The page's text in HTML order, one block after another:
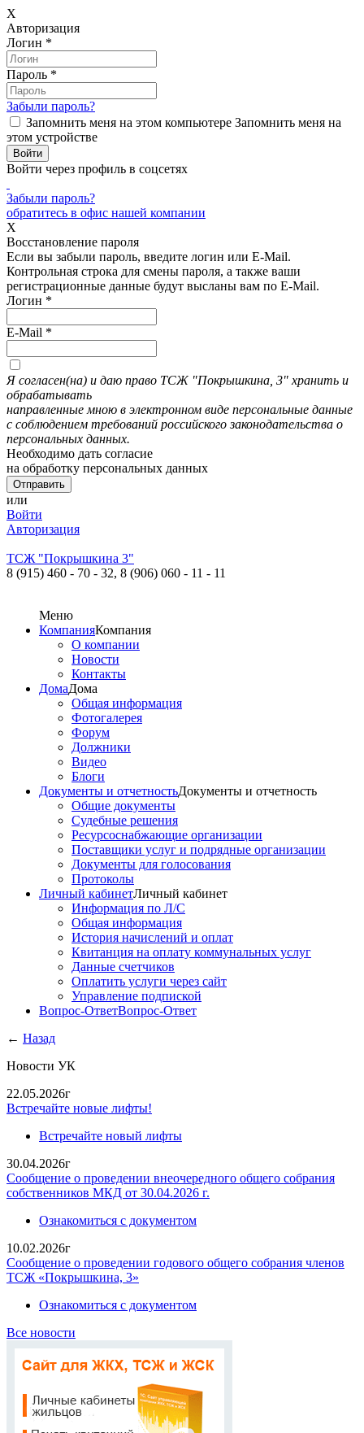
X
Авторизация
Логин *
Пароль *
Забыли пароль?
Запомнить меня на этом компьютере Запомнить меня на
этом устройстве
Войти через профиль в соцсетях
Забыли пароль?
обратитесь в офис нашей компании
X
Восстановление пароля
Если вы забыли пароль, введите логин или E-Mail.
Контрольная строка для смены пароля, а также ваши
регистрационные данные будут высланы вам по E-Mail.
Логин *
E-Mail *
Я согласен(на) и даю право ТСЖ "Покрышкина, 3" хранить и
обрабатывать
направленные мною в электронном виде персональные данные
с соблюдением требований российского законодательства о
персональных данных.
Необходимо дать согласие
на обработку персональных данных
или
Войти
Авторизация
ТСЖ "Покрышкина 3"
8 (915) 460 - 70 - 32, 8 (906) 060 - 11 - 11
Меню
КомпанияКомпания
О компании
Новости
Контакты
ДомаДома
Общая информация
Фотогалерея
Форум
Должники
Видео
Блоги
Документы и отчетностьДокументы и отчетность
Общие документы
Судебные решения
Ресурсоснабжающие организации
Поставщики услуг и подрядные организации
Документы для голосования
Протоколы
Личный кабинетЛичный кабинет
Информация по Л/С
Общая информация
История начислений и оплат
Квитанция на оплату коммунальных услуг
Данные счетчиков
Оплатить услуги через сайт
Управление подпиской
Вопрос-ОтветВопрос-Ответ
← Назад
Новости УК
22.05.2026г
Встречайте новые лифты!
Встречайте новый лифты
30.04.2026г
Сообщение о проведении внеочередного общего собрания
собственников МКД от 30.04.2026 г.
Ознакомиться с документом
10.02.2026г
Сообщение о проведении годового общего собрания членов
ТСЖ «Покрышкина, 3»
Ознакомиться с документом
Все новости